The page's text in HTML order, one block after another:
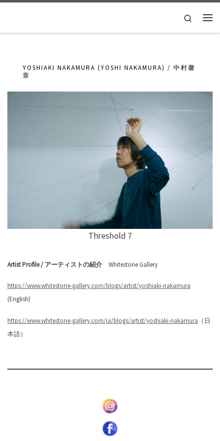
Search
YOSHIAKI NAKAMURA (YOSHI NAKAMURA) / 中村馨
章
Threshold 7
Artist Profile / アーティストの紹介 Whitestone Gallery
https://www.whitestone-gallery.com/blogs/artist/yoshiaki-nakamura
(English)
https://www.whitestone-gallery.com/ja/blogs/artist/yoshiaki-nakamura （日
本語）